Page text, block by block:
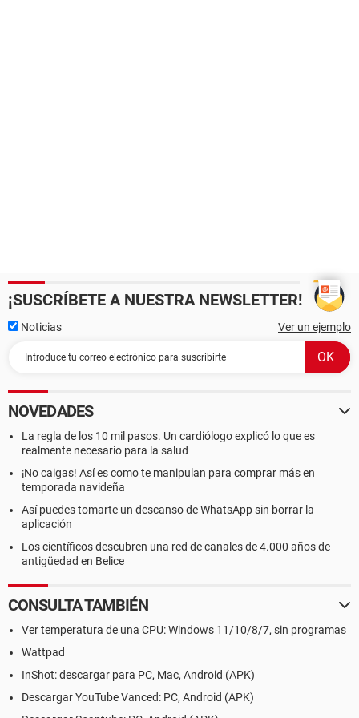
¡SUSCRÍBETE A NUESTRA NEWSLETTER!
Noticias Ver un ejemplo
NOVEDADES
La regla de los 10 mil pasos. Un cardiólogo explicó lo que es
realmente necesario para la salud
¡No caigas! Así es como te manipulan para comprar más en
temporada navideña
Así puedes tomarte un descanso de WhatsApp sin borrar la
aplicación
Los científicos descubren una red de canales de 4.000 años de
antigüedad en Belice
CONSULTA TAMBIÉN
Ver temperatura de una CPU: Windows 11/10/8/7, sin programas
Wattpad
InShot: descargar para PC, Mac, Android (APK)
Descargar YouTube Vanced: PC, Android (APK)